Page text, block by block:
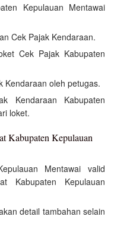
Kepulauan Mentawai
Cek Pajak Kendaraan.
Cek Pajak Kabupaten
Kendaraan oleh petugas.
Kendaraan Kabupaten
loket.
Kabupaten Kepulauan
Mentawai valid
Kabupaten Kepulauan
detail tambahan selain